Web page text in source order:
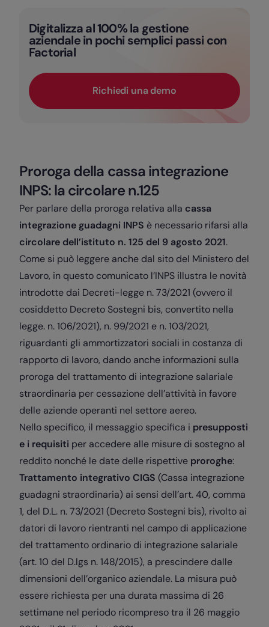
Digitalizza al 100% la gestione
aziendale in pochi semplici passi con
Factorial
Richiedi una demo
Proroga della cassa integrazione
INPS: la circolare n.125
Per parlare della proroga relativa alla cassa
integrazione guadagni INPS è necessario rifarsi alla
circolare dell’istituto n. 125 del 9 agosto 2021.
Come si può leggere anche dal sito del Ministero del
Lavoro, in questo comunicato l’INPS illustra le novità
introdotte dai Decreti-legge n. 73/2021 (ovvero il
cosiddetto Decreto Sostegni bis, convertito nella
legge. n. 106/2021), n. 99/2021 e n. 103/2021,
riguardanti gli ammortizzatori sociali in costanza di
rapporto di lavoro, dando anche informazioni sulla
proroga del trattamento di integrazione salariale
straordinaria per cessazione dell’attività in favore
delle aziende operanti nel settore aereo.
Nello specifico, il messaggio specifica i presupposti
e i requisiti per accedere alle misure di sostegno al
reddito nonché le date delle rispettive proroghe:
Trattamento integrativo CIGS (Cassa integrazione
guadagni straordinaria) ai sensi dell’art. 40, comma
1, del D.L. n. 73/2021 (Decreto Sostegni bis), rivolto ai
datori di lavoro rientranti nel campo di applicazione
del trattamento ordinario di integrazione salariale
(art. 10 del D.lgs n. 148/2015), a prescindere dalle
dimensioni dell’organico aziendale. La misura può
essere richiesta per una durata massima di 26
settimane nel periodo ricompreso tra il 26 maggio